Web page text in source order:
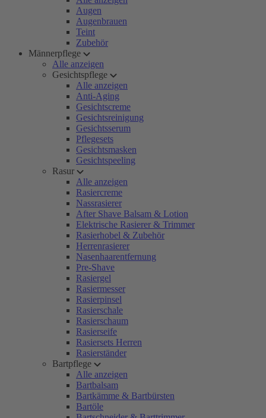
Augen
Augenbrauen
Teint
Zubehör
Männerpflege
Alle anzeigen
Gesichtspflege
Alle anzeigen
Anti-Aging
Gesichtscreme
Gesichtsreinigung
Gesichtsserum
Pflegesets
Gesichtsmasken
Gesichtspeeling
Rasur
Alle anzeigen
Rasiercreme
Nassrasierer
After Shave Balsam & Lotion
Elektrische Rasierer & Trimmer
Rasierhobel & Zubehör
Herrenrasierer
Nasenhaarentfernung
Pre-Shave
Rasiergel
Rasiermesser
Rasierpinsel
Rasierschale
Rasierschaum
Rasierseife
Rasiersets Herren
Rasierständer
Bartpflege
Alle anzeigen
Bartbalsam
Bartkämme & Bartbürsten
Bartöle